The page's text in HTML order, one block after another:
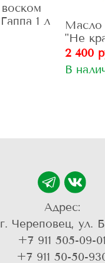
1 л
"Не
2 400
В
Адрес:
Череповец, ул.
+7 911 505-09-01
+7 911 50-50-